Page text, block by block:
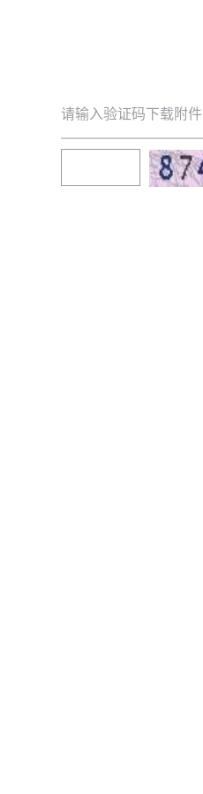
请输入验证码下载附件